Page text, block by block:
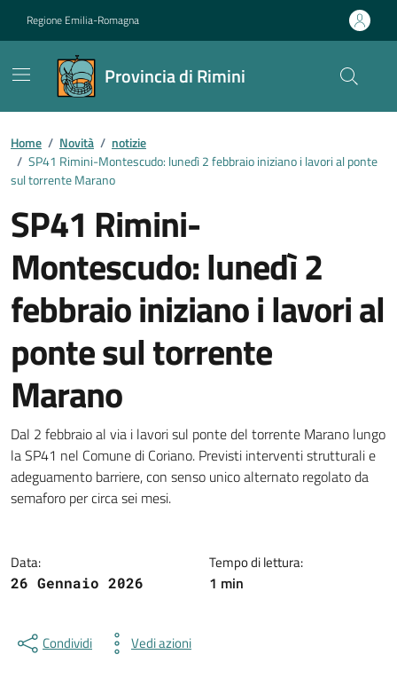
Regione Emilia-Romagna
Provincia di Rimini
Contenuti in evidenza
Home / Novità / notizie
/ SP41 Rimini-Montescudo: lunedì 2 febbraio iniziano i lavori al ponte
sul torrente Marano
SP41 Rimini-
Montescudo: lunedì 2
febbraio iniziano i lavori al
ponte sul torrente
Marano
Dettagli della notizia
Dal 2 febbraio al via i lavori sul ponte del torrente Marano lungo
la SP41 nel Comune di Coriano. Previsti interventi strutturali e
adeguamento barriere, con senso unico alternato regolato da
semaforo per circa sei mesi.
Data:
26 Gennaio 2026
Tempo di lettura:
1 min
Condividi Vedi azioni